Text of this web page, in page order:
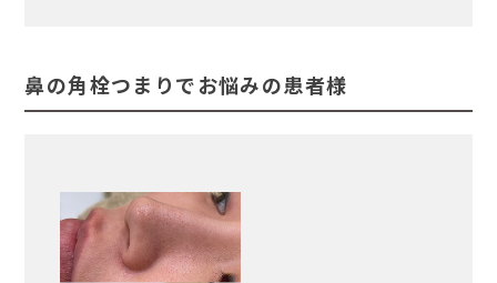
鼻の角栓つまりでお悩みの患者様